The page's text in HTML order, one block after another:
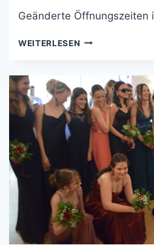
Geänderte Öffnungszeiten
WEITERLESEN